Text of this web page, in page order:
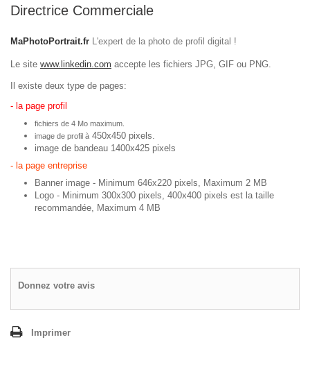
Directrice Commerciale
MaPhotoPortrait.fr L'expert de la photo de profil digital !
Le site www.linkedin.com accepte les fichiers JPG, GIF ou PNG.
Il existe deux type de pages:
- la page profil
fichiers de 4 Mo maximum.
image de profil à 450x450 pixels.
image de bandeau 1400x425 pixels
- la page entreprise
Banner image - Minimum 646x220 pixels, Maximum 2 MB
Logo - Minimum 300x300 pixels, 400x400 pixels est la taille
recommandée, Maximum 4 MB
Donnez votre avis
Imprimer